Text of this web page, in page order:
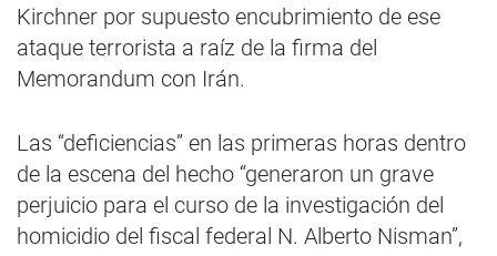
Kirchner por supuesto encubrimiento de ese
ataque terrorista a raíz de la firma del
Memorandum con Irán.
Las “deficiencias” en las primeras horas dentro
de la escena del hecho “generaron un grave
perjuicio para el curso de la investigación del
homicidio del fiscal federal N. Alberto Nisman”,